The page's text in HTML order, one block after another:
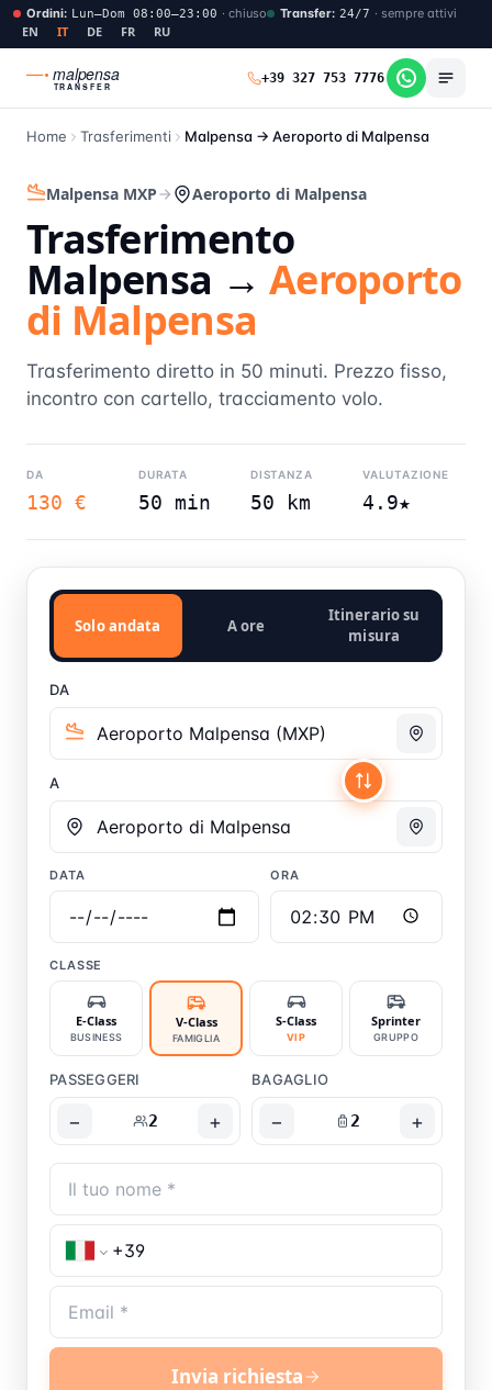
Ordini: Lun–Dom 08:00–23:00 · chiuso Transfer: 24/7 · sempre attivi
EN IT DE FR RU
malpensa
TRANSFER
+39 327 753 7776
Home Trasferimenti Malpensa → Aeroporto di Malpensa
Malpensa MXP Aeroporto di Malpensa
Trasferimento
Malpensa →Aeroporto
di Malpensa
Trasferimento diretto in 50 minuti. Prezzo fisso,
incontro con cartello, tracciamento volo.
DA
130 €
DURATA
50 min
DISTANZA
50 km
VALUTAZIONE
4.9★
Solo andata A ore
Itinerario su
misura
DA
A
DATA ORA
CLASSE
E-Class
BUSINESS
V-Class
FAMIGLIA
S-Class
VIP
Sprinter
GRUPPO
PASSEGGERI
− 2 +
BAGAGLIO
− 2 +
Invia richiesta